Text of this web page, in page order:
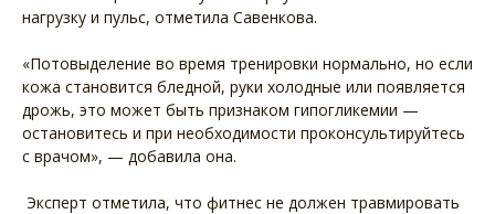
нагрузку и пульс, отметила Савенкова.
«Потовыделение во время тренировки нормально, но если
кожа становится бледной, руки холодные или появляется
дрожь, это может быть признаком гипогликемии —
остановитесь и при необходимости проконсультируйтесь
с врачом», — добавила она.
Эксперт отметила, что фитнес не должен травмировать